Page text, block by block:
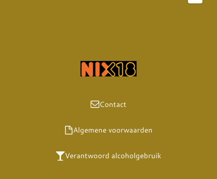
Contact
Algemene voorwaarden
Verantwoord alcoholgebruik